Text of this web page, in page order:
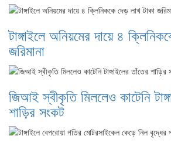
টাঙ্গাইলে অনিয়মের দায়ে ৪
জরিমানা
জিআই স্বীকৃতি মিললেও কাটেনি
শাড়ির সংকট